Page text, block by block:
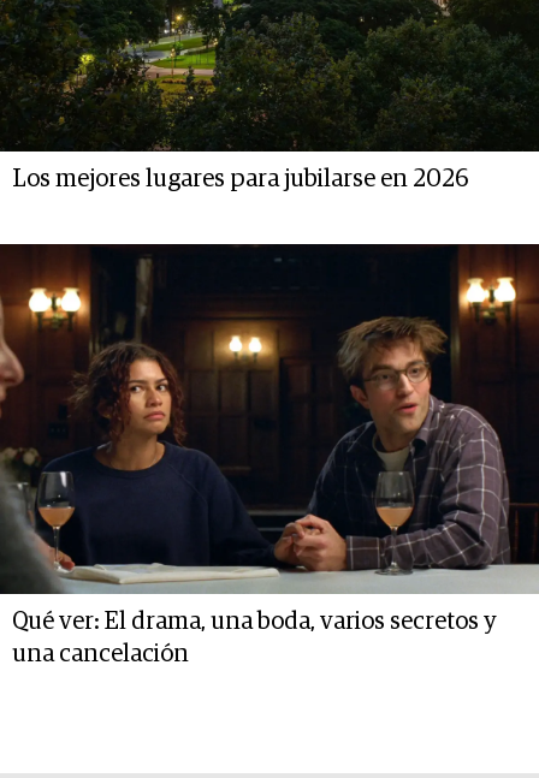
Los mejores lugares para jubilarse en 2026
Qué ver: El drama, una boda, varios secretos y
una cancelación